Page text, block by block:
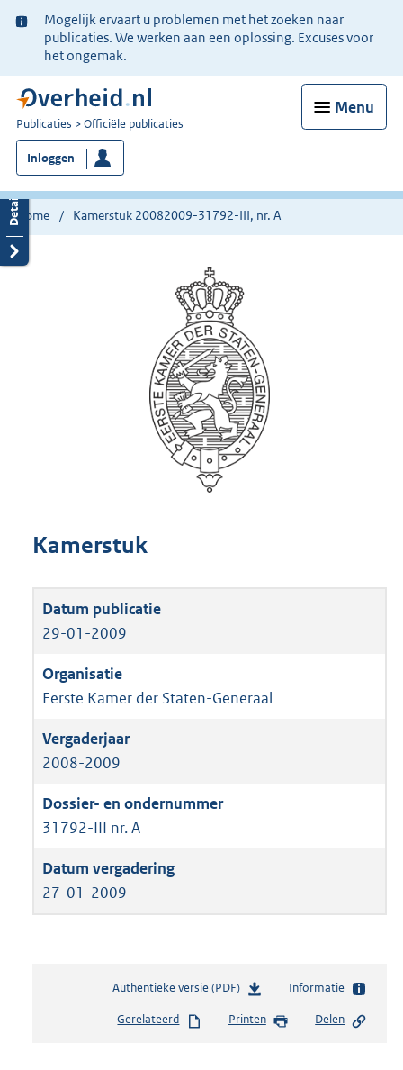
Ter
informatie:
Mogelijk ervaart u problemen met het zoeken naar
publicaties. We werken aan een oplossing. Excuses voor
het ongemak.
Menu
U
bent
nu
hier:
Publicaties Officiële publicaties
Inloggen
Home Kamerstuk 20082009-31792-III, nr. A
Kamerstuk
29-01-2009
Eerste Kamer der Staten-Generaal
2008-2009
31792-III nr. A
27-01-2009
Authentieke versie (PDF)b
s
Informatie
Gerelateerd Printen Delen